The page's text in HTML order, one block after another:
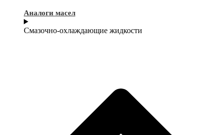
Аналоги масел
Смазочно-охлаждающие жидкости